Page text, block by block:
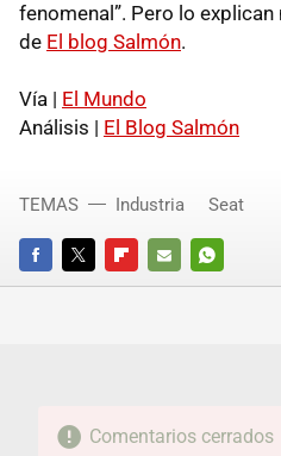
fenomenal”. Pero lo
de El blog Salmón.
Vía | El Mundo
Análisis | El Blog Salmón
FACEBOOKTWITTERFLIPBOARD
E-
WHATSAPP
TEMAS Industria Seat
Comentarios cerrados